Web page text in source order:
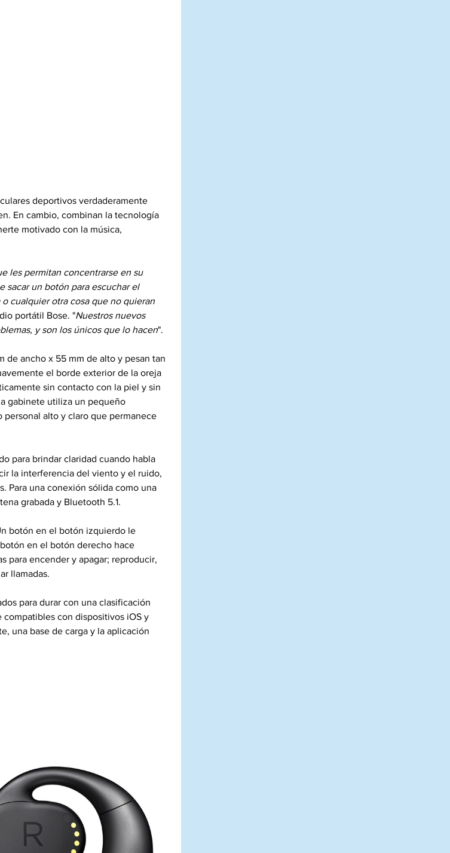
deportivos verdaderamente
En cambio, combinan la tecnología
motivado con la música,
les permitan concentrarse en su
sacar un botón para escuchar el
cualquier otra cosa que no quieran
portátil Bose. "Nuestros nuevos
y son los únicos que lo hacen".
de ancho x 55 mm de alto y pesan tan
el borde exterior de la oreja
sin contacto con la piel y sin
gabinete utiliza un pequeño
alto y claro que permanece
para brindar claridad cuando habla
la interferencia del viento y el ruido,
Para una conexión sólida como una
grabada y Bluetooth 5.1.
botón en el botón izquierdo le
en el botón derecho hace
para encender y apagar; reproducir,
llamadas.
para durar con una clasificación
compatibles con dispositivos iOS y
una base de carga y la aplicación